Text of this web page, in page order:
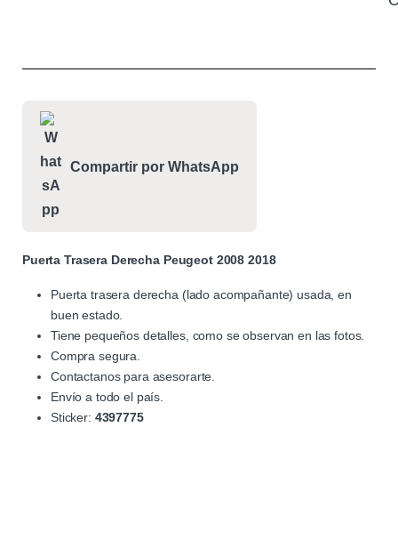
Compartir por WhatsApp
Puerta Trasera Derecha Peugeot 2008 2018
Puerta trasera derecha (lado acompañante) usada, en
buen estado.
Tiene pequeños detalles, como se observan en las fotos.
Compra segura.
Contactanos para asesorarte.
Envío a todo el país.
Sticker: 4397775